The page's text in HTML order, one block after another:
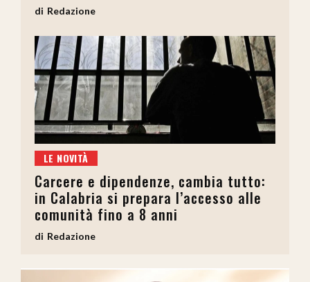
Redazione
LE NOVITÀ
Carcere e dipendenze, cambia tutto:
in Calabria si prepara l’accesso alle
comunità fino a 8 anni
Redazione